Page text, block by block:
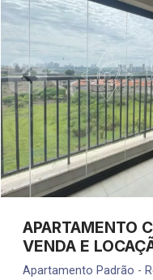
APARTAMENTO
VENDA E
Apartamento Padrão -